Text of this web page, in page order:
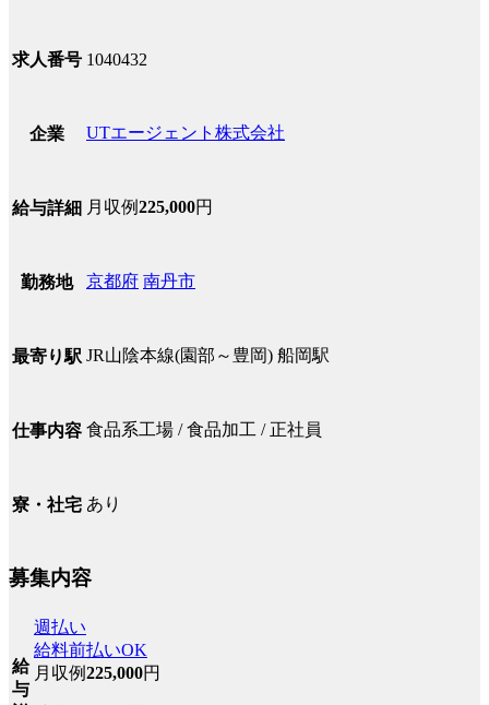
求人番号 1040432
企業 UTエージェント株式会社
給与詳細 月収例225,000円
勤務地 京都府 南丹市
最寄り駅 JR山陰本線(園部～豊岡) 船岡駅
仕事内容 食品系工場 / 食品加工 / 正社員
寮・社宅 あり
募集内容
給
与
週払い
給料前払いOK
月収例225,000円